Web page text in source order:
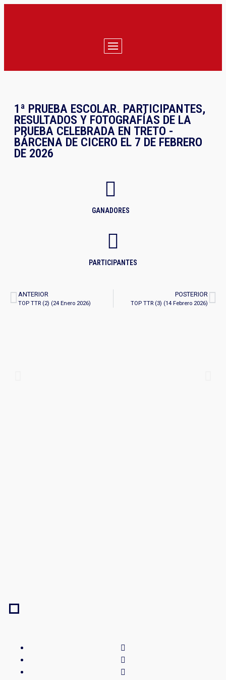
1ª PRUEBA ESCOLAR. PARTICIPANTES,
RESULTADOS Y FOTOGRAFÍAS DE LA
PRUEBA CELEBRADA EN TRETO -
BÁRCENA DE CICERO EL 7 DE FEBRERO
DE 2026
GANADORES
PARTICIPANTES
ANTERIOR
TOP TTR (2) (24 Enero 2026)
POSTERIOR
TOP TTR (3) (14 Febrero 2026)